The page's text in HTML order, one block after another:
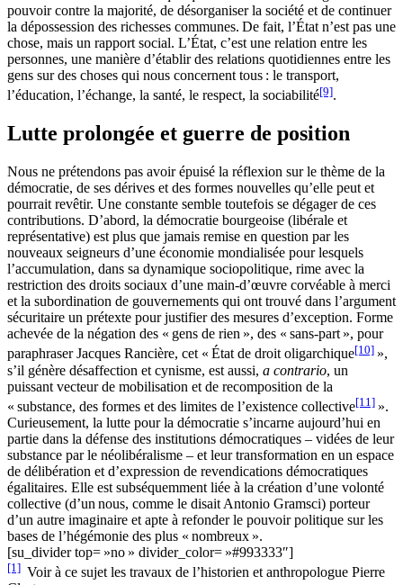
pouvoir contre la majorité, de désorganiser la société et de continuer
la dépossession des richesses communes. De fait, l’État n’est pas une
chose, mais un rapport social. L’État, c’est une relation entre les
personnes, une manière d’établir des relations quotidiennes entre les
gens sur des choses qui nous concernent tous : le transport,
l’éducation, l’échange, la santé, le respect, la sociabilité[9].
Lutte prolongée et guerre de position
Nous ne prétendons pas avoir épuisé la réflexion sur le thème de la
démocratie, de ses dérives et des formes nouvelles qu’elle peut et
pourrait revêtir. Une constante semble toutefois se dégager de ces
contributions. D’abord, la démocratie bourgeoise (libérale et
représentative) est plus que jamais remise en question par les
nouveaux seigneurs d’une économie mondialisée pour lesquels
l’accumulation, dans sa dynamique sociopolitique, rime avec la
restriction des droits sociaux d’une main-d’œuvre corvéable à merci
et la subordination de gouvernements qui ont trouvé dans l’argument
sécuritaire un prétexte pour justifier des mesures d’exception. Forme
achevée de la négation des « gens de rien », des « sans-part », pour
paraphraser Jacques Rancière, cet « État de droit oligarchique[10] »,
s’il génère désaffection et cynisme, est aussi, a contrario, un
puissant vecteur de mobilisation et de recomposition de la
« substance, des formes et des limites de l’existence collective[11] ».
Curieusement, la lutte pour la démocratie s’incarne aujourd’hui en
partie dans la défense des institutions démocratiques – vidées de leur
substance par le néolibéralisme – et leur transformation en un espace
de délibération et d’expression de revendications démocratiques
égalitaires. Elle est subséquemment liée à la création d’une volonté
collective (d’un nous, comme le disait Antonio Gramsci) porteur
d’un autre imaginaire et apte à refonder le pouvoir politique sur les
bases de l’hégémonie des plus « nombreux ».
[su_divider top= »no » divider_color= »#993333″]
[1] Voir à ce sujet les travaux de l’historien et anthropologue Pierre